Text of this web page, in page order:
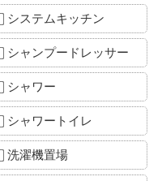
システムキッチン
シャンプードレッサー
シャワー
シャワートイレ
洗濯機置場